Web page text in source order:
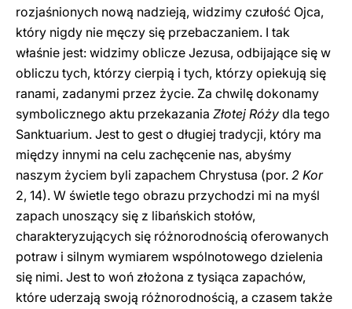
rozjaśnionych nową nadzieją, widzimy czułość Ojca,
który nigdy nie męczy się przebaczaniem. I tak
właśnie jest: widzimy oblicze Jezusa, odbijające się w
obliczu tych, którzy cierpią i tych, którzy opiekują się
ranami, zadanymi przez życie. Za chwilę dokonamy
symbolicznego aktu przekazania Złotej Róży dla tego
Sanktuarium. Jest to gest o długiej tradycji, który ma
między innymi na celu zachęcenie nas, abyśmy
naszym życiem byli zapachem Chrystusa (por. 2 Kor
2, 14). W świetle tego obrazu przychodzi mi na myśl
zapach unoszący się z libańskich stołów,
charakteryzujących się różnorodnością oferowanych
potraw i silnym wymiarem wspólnotowego dzielenia
się nimi. Jest to woń złożona z tysiąca zapachów,
które uderzają swoją różnorodnością, a czasem także